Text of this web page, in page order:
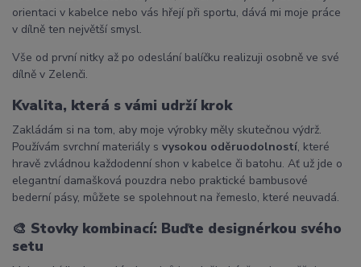
orientaci v kabelce nebo vás hřejí při sportu, dává mi moje práce
v dílně ten největší smysl.
Vše od první nitky až po odeslání balíčku realizuji osobně ve své
dílně v Zelenči.
Kvalita, která s vámi udrží krok
Zakládám si na tom, aby moje výrobky měly skutečnou výdrž.
Používám svrchní materiály s vysokou oděruodolností, které
hravě zvládnou každodenní shon v kabelce či batohu. Ať už jde o
elegantní damašková pouzdra nebo praktické bambusové
bederní pásy, můžete se spolehnout na řemeslo, které neuvadá.
🎨 Stovky kombinací: Buďte designérkou svého
setu